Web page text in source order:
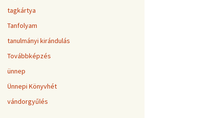
tagkártya
Tanfolyam
tanulmányi kirándulás
Továbbképzés
ünnep
Ünnepi Könyvhét
vándorgyűlés